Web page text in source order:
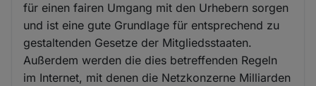
für einen fairen Umgang mit den Urhebern sorgen
und ist eine gute Grundlage für entsprechend zu
gestaltenden Gesetze der Mitgliedsstaaten.
Außerdem werden die dies betreffenden Regeln
im Internet, mit denen die Netzkonzerne Milliarden